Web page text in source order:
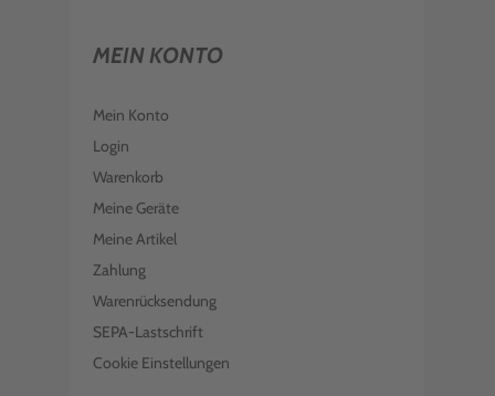
MEIN KONTO
Mein Konto
Login
Warenkorb
Meine Geräte
Meine Artikel
Zahlung
Warenrücksendung
SEPA-Lastschrift
Cookie Einstellungen